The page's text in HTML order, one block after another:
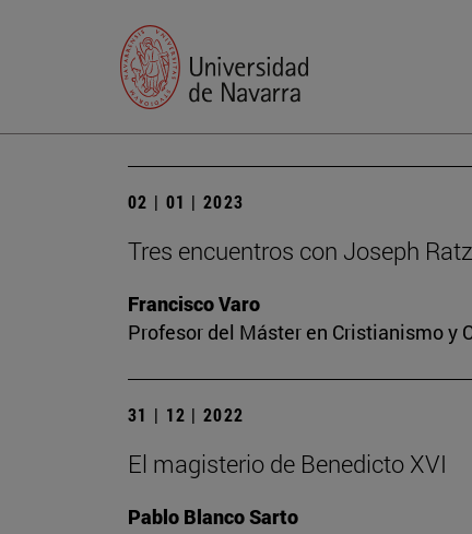
02 | 01 | 2023
Tres encuentros con Joseph
Francisco Varo
Profesor del Máster en Cristianismo y
31 | 12 | 2022
El magisterio de Benedicto XVI
Pablo Blanco Sarto